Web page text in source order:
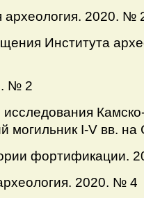
2020. №
Института
№ 2
могильник I-V вв.
фортификации.
2020. № 4